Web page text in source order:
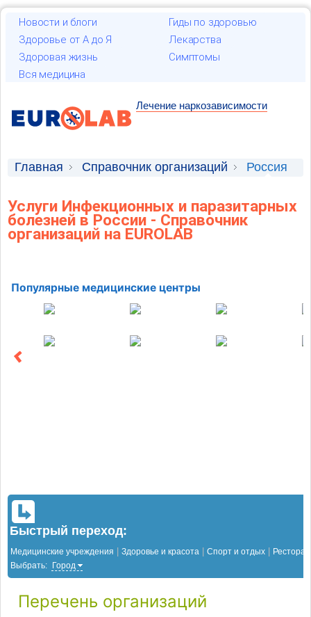
Новости и блоги
Гиды по здоровью
Здоровье от А до Я
Лекарства
Здоровая жизнь
Симптомы
Вся медицина
Лечение наркозависимости
Главная Справочник организаций Россия
Услуги Инфекционных и паразитарных
болезней в России - Справочник
организаций на EUROLAB
Популярные медицинские центры
Быстрый переход:
Медицинские учреждения Здоровье и красота Спорт и отдых
Выбрать:
Город
Перечень организаций